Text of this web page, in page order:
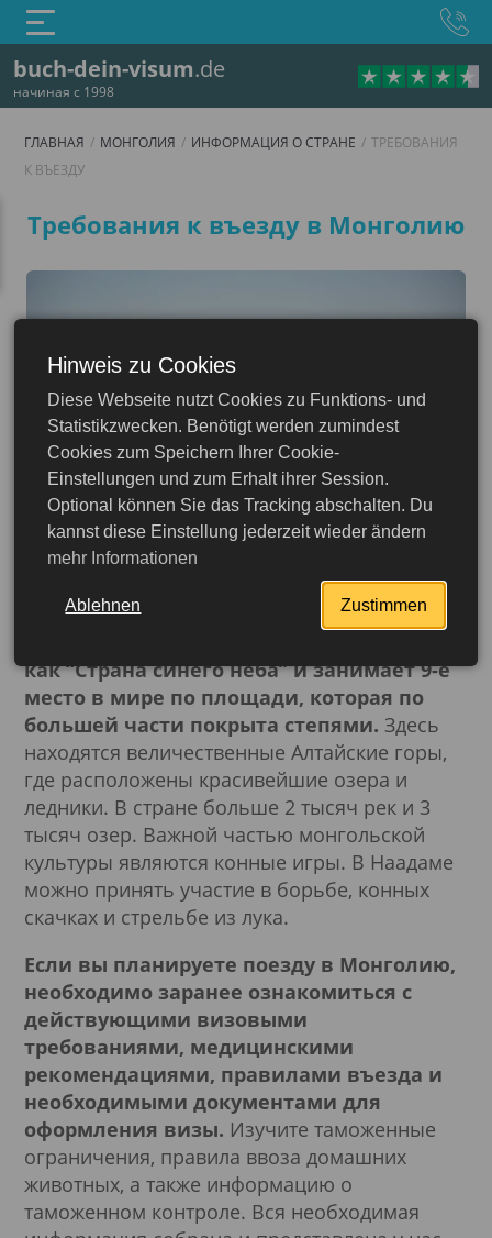
buch-dein-visum.de
начиная с 1998
Монголия
ГЛАВНАЯ МОНГОЛИЯ ИНФОРМАЦИЯ О СТРАНЕ
ТРЕБОВАНИЯ
К ВЪЕЗДУ
Требования к въезду
Требования к въезду в Монголию
Монголия - страна с богатой историей и
как “Страна синего неба” и занимает 9-е
место в мире по площади, которая по
большей части покрыта степями. Здесь
находятся величественные Алтайские горы,
где расположены красивейшие озера и
ледники. В стране больше 2 тысяч рек и 3
тысяч озер. Важной частью монгольской
культуры являются конные игры. В Наадаме
можно принять участие в борьбе, конных
скачках и стрельбе из лука.
Если вы планируете поезду в Монголию,
необходимо заранее ознакомиться с
действующими визовыми
требованиями, медицинскими
рекомендациями, правилами въезда и
необходимыми документами для
оформления визы. Изучите таможенные
ограничения, правила ввоза домашних
животных, а также информацию о
таможенном контроле. Вся необходимая
Hinweis zu Cookies
Diese Webseite nutzt Cookies zu Funktions- und
Statistikzwecken. Benötigt werden zumindest
Cookies zum Speichern Ihrer Cookie-
Einstellungen und zum Erhalt ihrer Session.
Optional können Sie das Tracking abschalten. Du
kannst diese Einstellung jederzeit wieder ändern
mehr Informationen
Ablehnen Zustimmen